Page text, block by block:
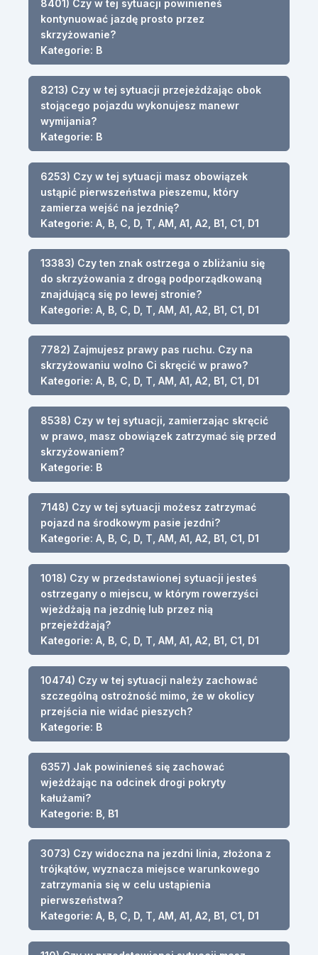
8401) Czy w tej sytuacji powinieneś
kontynuować jazdę prosto przez
skrzyżowanie?
Kategorie: B
8213) Czy w tej sytuacji przejeżdżając obok
stojącego pojazdu wykonujesz manewr
wymijania?
Kategorie: B
6253) Czy w tej sytuacji masz obowiązek
ustąpić pierwszeństwa pieszemu, który
zamierza wejść na jezdnię?
Kategorie: A, B, C, D, T, AM, A1, A2, B1, C1, D1
13383) Czy ten znak ostrzega o zbliżaniu się
do skrzyżowania z drogą podporządkowaną
znajdującą się po lewej stronie?
Kategorie: A, B, C, D, T, AM, A1, A2, B1, C1, D1
7782) Zajmujesz prawy pas ruchu. Czy na
skrzyżowaniu wolno Ci skręcić w prawo?
Kategorie: A, B, C, D, T, AM, A1, A2, B1, C1, D1
8538) Czy w tej sytuacji, zamierzając skręcić
w prawo, masz obowiązek zatrzymać się przed
skrzyżowaniem?
Kategorie: B
7148) Czy w tej sytuacji możesz zatrzymać
pojazd na środkowym pasie jezdni?
Kategorie: A, B, C, D, T, AM, A1, A2, B1, C1, D1
1018) Czy w przedstawionej sytuacji jesteś
ostrzegany o miejscu, w którym rowerzyści
wjeżdżają na jezdnię lub przez nią
przejeżdżają?
Kategorie: A, B, C, D, T, AM, A1, A2, B1, C1, D1
10474) Czy w tej sytuacji należy zachować
szczególną ostrożność mimo, że w okolicy
przejścia nie widać pieszych?
Kategorie: B
6357) Jak powinieneś się zachować
wjeżdżając na odcinek drogi pokryty
kałużami?
Kategorie: B, B1
3073) Czy widoczna na jezdni linia, złożona z
trójkątów, wyznacza miejsce warunkowego
zatrzymania się w celu ustąpienia
pierwszeństwa?
Kategorie: A, B, C, D, T, AM, A1, A2, B1, C1, D1